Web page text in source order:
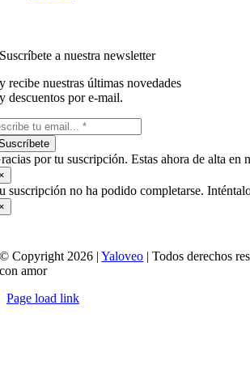
Suscríbete a nuestra newsletter
y recibe nuestras últimas novedades
y descuentos por e-mail.
por tu suscripción. Estas ahora de alta en
suscripción no ha podido completarse.
© Copyright 2026 |Yaloveo | Todos derechos
con amor
Page load link